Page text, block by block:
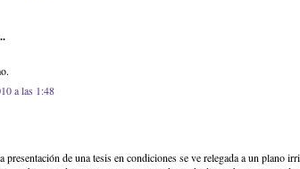
a las 1:48
presentación de una tesis en condiciones se ve relegada a un plano